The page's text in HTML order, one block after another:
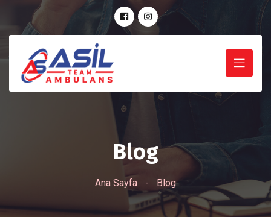
Blog
Ana Sayfa - Blog